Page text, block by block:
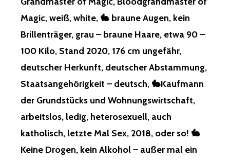
R DI
E FE
FENKI, EL
BENKI, ZW
MICKI, UN
D FÜ
E VI
ELEN AN
, FÜ
R AR
Magic, weiß, white, 🐇 braune Augen, kein
Brillenträger, grau – braune Haare, etwa 90 –
100 Kilo, Stand 2020, 176 cm ungefähr,
deutscher Herkunft, deutscher Abstammung,
Staatsangehörigkeit – deutsch, 🐇Kaufmann
der Grundstücks und Wohnungswirtschaft,
arbeitslos, ledig, heterosexuell, auch
katholisch, letzte Mal Sex, 2018, oder so! 🐇
Keine Drogen, kein Alkohol – außer mal ein